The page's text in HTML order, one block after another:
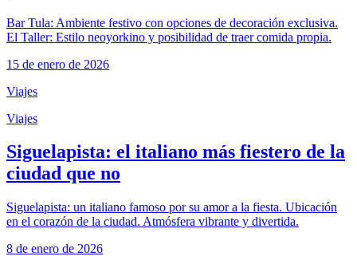
Bar Tula: Ambiente festivo con opciones de decoración exclusiva.
El Taller: Estilo neoyorkino y posibilidad de traer comida propia.
15 de enero de 2026
Viajes
Viajes
Siguelapista: el italiano más fiestero de la
ciudad que no
Siguelapista: un italiano famoso por su amor a la fiesta. Ubicación
en el corazón de la ciudad. Atmósfera vibrante y divertida.
8 de enero de 2026